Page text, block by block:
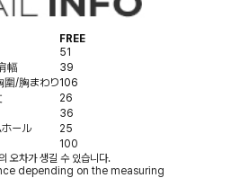
FREE
51
幅
39
/胸まわり106
26
36
ール
25
100
오차가 생길 수 있습니다.
depending on the measuring